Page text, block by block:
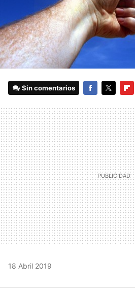
Sin comentarios
18 Abril 2019